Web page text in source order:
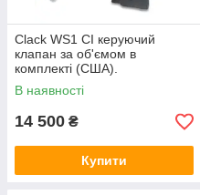
Clack WS1 CI керуючий
клапан за об'ємом в
комплекті (США).
Зм'якшування, комплексна
очистка води
В наявності
14 500 ₴
Купити